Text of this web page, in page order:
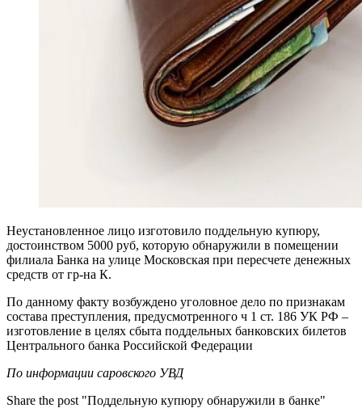
Неустановленное лицо изготовило поддельную купюру,
достоинством 5000 руб, которую обнаружили в помещении
филиала Банка на улице Московская при пересчете денежных
средств от гр-на К.
По данному факту возбуждено уголовное дело по признакам
состава преступления, предусмотренного ч 1 ст. 186 УК РФ –
изготовление в целях сбыта поддельных банковских билетов
Центрального банка Российской Федерации
По информации саровского УВД
Share the post "Поддельную купюру обнаружили в банке"